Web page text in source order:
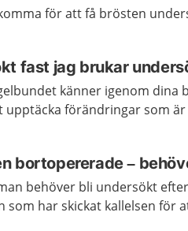
för att få brösten
fast jag brukar
känner igenom dina
upptäcka förändringar som
bortopererade –
behöver bli undersökt
som har skickat kallelsen för